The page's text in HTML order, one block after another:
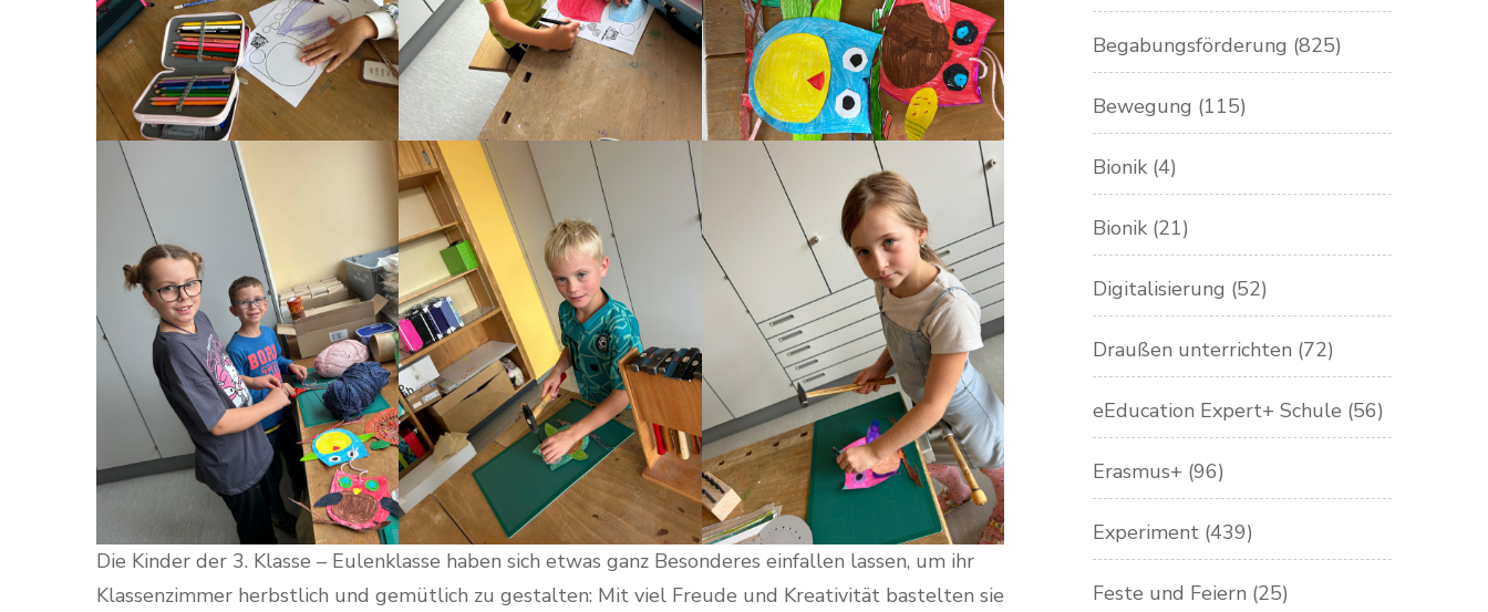
Die Kinder der 3. Klasse – Eulenklasse haben sich etwas ganz Besonderes einfallen lassen, um ihr
Klassenzimmer herbstlich und gemütlich zu gestalten: Mit viel Freude und Kreativität bastelten sie
Begabungsförderung (825)
Bewegung (115)
Bionik (4)
Bionik (21)
Digitalisierung (52)
Draußen unterrichten (72)
eEducation Expert+ Schule (56)
Erasmus+ (96)
Experiment (439)
Feste und Feiern (25)